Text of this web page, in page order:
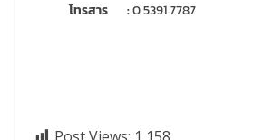
โทรสาร :0 5391 7787